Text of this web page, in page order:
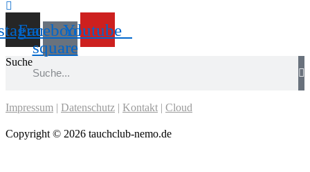
Facebook-
square
Youtube
Suche
Impressum | Datenschutz | Kontakt | Cloud
Copyright © 2026 tauchclub-nemo.de